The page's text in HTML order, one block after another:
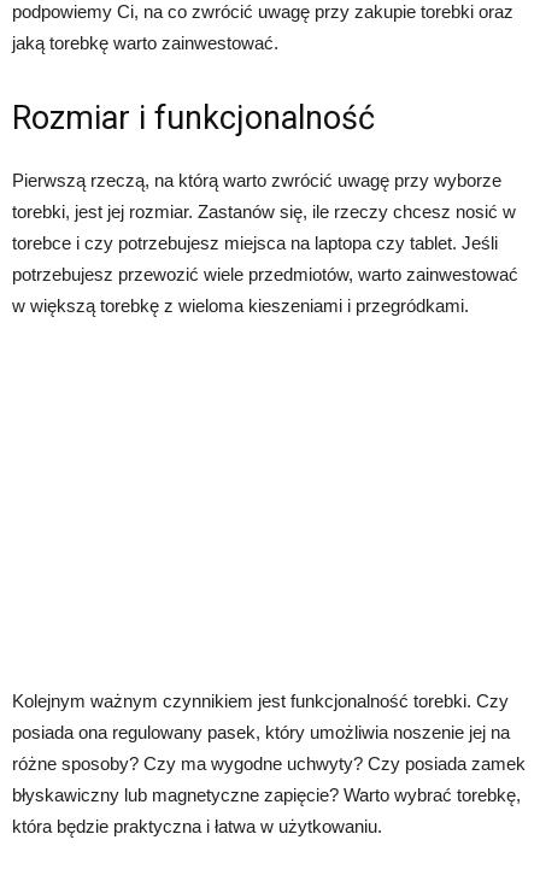
podpowiemy Ci, na co zwrócić uwagę przy zakupie torebki oraz
jaką torebkę warto zainwestować.
Rozmiar i funkcjonalność
Pierwszą rzeczą, na którą warto zwrócić uwagę przy wyborze
torebki, jest jej rozmiar. Zastanów się, ile rzeczy chcesz nosić w
torebce i czy potrzebujesz miejsca na laptopa czy tablet. Jeśli
potrzebujesz przewozić wiele przedmiotów, warto zainwestować
w większą torebkę z wieloma kieszeniami i przegródkami.
Kolejnym ważnym czynnikiem jest funkcjonalność torebki. Czy
posiada ona regulowany pasek, który umożliwia noszenie jej na
różne sposoby? Czy ma wygodne uchwyty? Czy posiada zamek
błyskawiczny lub magnetyczne zapięcie? Warto wybrać torebkę,
która będzie praktyczna i łatwa w użytkowaniu.